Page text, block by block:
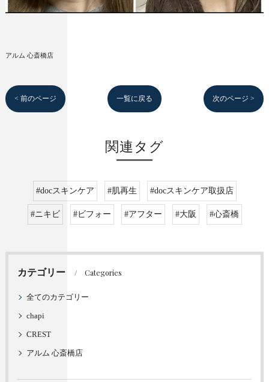
アルム 心斎橋店
< 前のページ 一覧に戻る 次のページ >
関連タグ
#docスキンケア #肌再生 #docスキンケア取扱店
#ニキビ #ビフォー #アフター #大阪 #心斎橋
カテゴリー Categories
全てのカテゴリー
chapi
CREST
アルム 心斎橋店